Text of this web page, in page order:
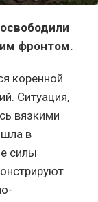
фронтом.
коренной
Ситуация,
вязкими
в
силы